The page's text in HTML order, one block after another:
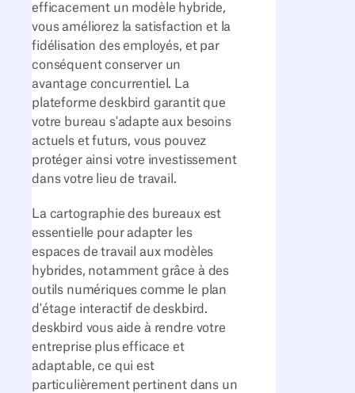
efficacement un modèle hybride,
vous améliorez la satisfaction et la
fidélisation des employés, et par
conséquent conserver un
avantage concurrentiel. La
plateforme deskbird garantit que
votre bureau s'adapte aux besoins
actuels et futurs, vous pouvez
protéger ainsi votre investissement
dans votre lieu de travail.
La cartographie des bureaux est
essentielle pour adapter les
espaces de travail aux modèles
hybrides, notamment grâce à des
outils numériques comme le plan
d'étage interactif de deskbird.
deskbird vous aide à rendre votre
entreprise plus efficace et
adaptable, ce qui est
particulièrement pertinent dans un